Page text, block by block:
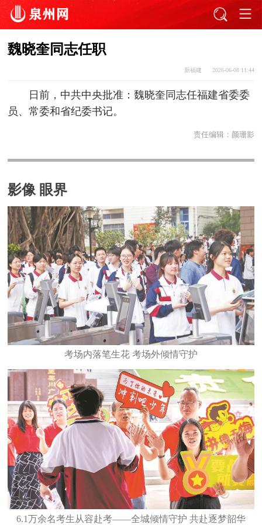
魏晓奎同志任职
新福建 2026-06-08 11:44
日前，中共中央批准：魏晓奎同志任福建省委委
员、常委和省纪委书记。
责任编辑： 颜珊影
影像 眼界
考场内落笔生花 考场外倾情守护
6.1万余名考生从容赴考——全城倾情守护 共赴逐梦韶华